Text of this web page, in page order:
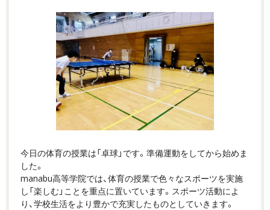
今日の体育の授業は「卓球」です。準備運動をしてから始めま
した。
manabu高等学院では、体育の授業で色々なスポーツを実施
し「楽しむ」ことを重点に置いています。スポーツ活動によ
り、学校生活をより豊かで充実したものとしていきます。